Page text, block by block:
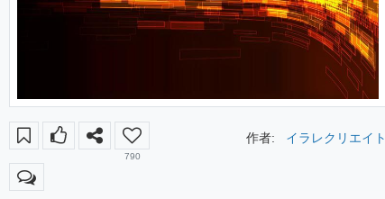
790
作者: イラレクリエイト